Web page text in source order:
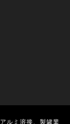
ルミ溶接、製罐業